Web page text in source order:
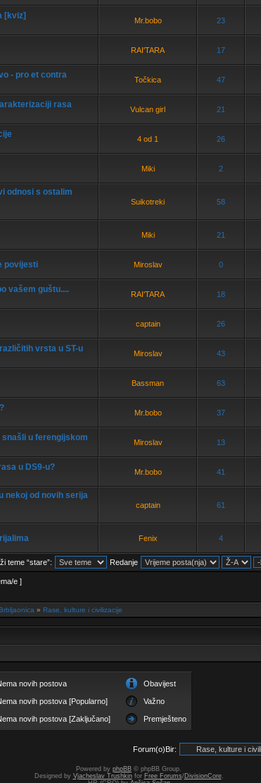
[kviz] Mr.bobo 23
RAI'TARA 17
- pro et contra Točkica 47
rasa Vulcan girl 21
4 od 1 26
Miki 2
odnosi s ostalim
Suikotreki 58
Miki 21
povijesti Miroslav 0
vašem guštu.... RAI'TARA 18
captain 26
vrsta u ST-u Miroslav 43
Bassman 63
Mr.bobo 37
u ferengijskom
Miroslav 13
u DS9-u? Mr.bobo 41
nekoj od novih serija
captain 61
Fenix 4
teme “stare”: Redanje
e ]
» Rase, kulture i civilizacije
novih postova Obavijest
novih postova [Popularno] Važno
novih postova [Zaključano] Premješteno
Forum(o)Bir:
Powered by phpBB © phpBB Group.
Designed by Vjacheslav Trushkinfor Free Forums/DivisionCore.